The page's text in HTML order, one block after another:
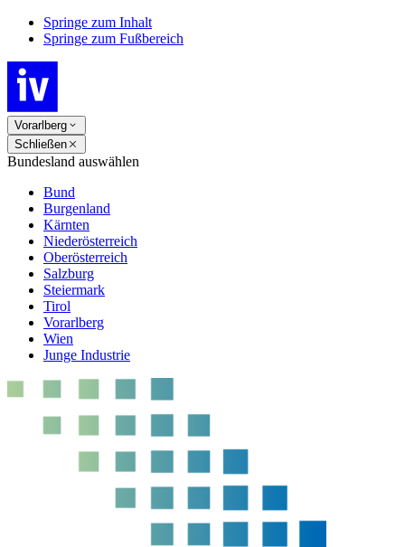
Springe zum Inhalt
Springe zum Fußbereich
Vorarlberg
Schließen
Bundesland auswählen
Bund
Burgenland
Kärnten
Niederösterreich
Oberösterreich
Salzburg
Steiermark
Tirol
Vorarlberg
Wien
Junge Industrie